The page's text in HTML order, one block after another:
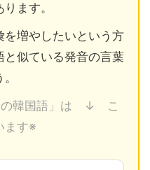
ます。
を増やしたいという方
と似ている発音の言葉
の韓国語」は ↓ こ
ます※